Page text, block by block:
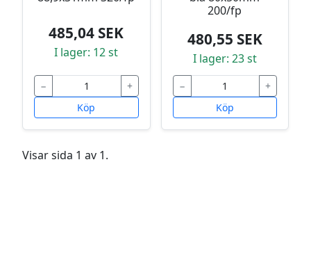
485,04 SEK
I lager: 12 st
−
+
Köp
200/fp
480,55 SEK
I lager: 23 st
−
+
Köp
Visar sida 1 av 1.